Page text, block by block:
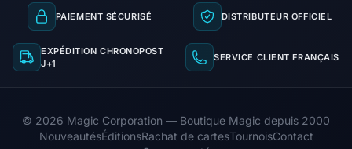
PAIEMENT SÉCURISÉ DISTRIBUTEUR OFFICIEL
EXPÉDITION CHRONOPOST
J+1
SERVICE CLIENT FRANÇAIS
© 2026 Magic Corporation — Boutique Magic depuis 2000
NouveautésÉditionsRachat de cartesTournoisContact